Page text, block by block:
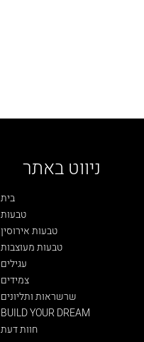
ניווט באתר
בית
טבעות
טבעות אירוסין
טבעות מעוצבות
עגילים
צמידים
שרשראות ותליונים
BUILD YOUR DREAM
חוות דעת